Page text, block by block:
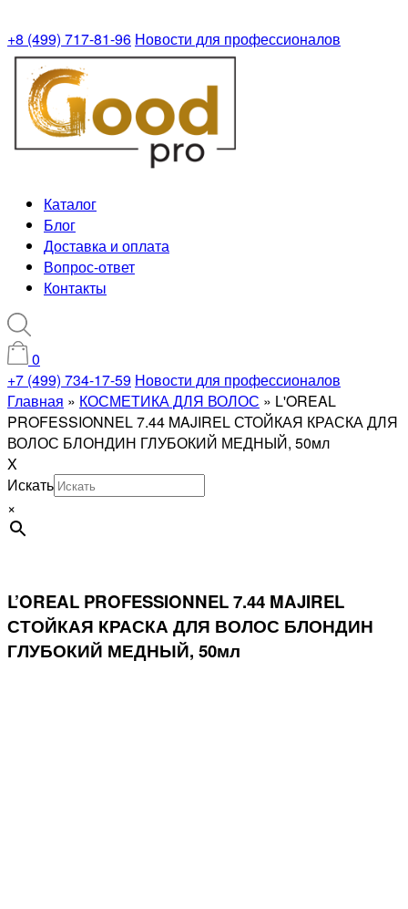
+8 (499) 717-81-96 Новости для профессионалов
Каталог
Блог
Доставка и оплата
Вопрос-ответ
Контакты
0
+7 (499) 734-17-59 Новости для профессионалов
Главная » КОСМЕТИКА ДЛЯ ВОЛОС » L'OREAL
PROFESSIONNEL 7.44 MAJIREL СТОЙКАЯ КРАСКА ДЛЯ
ВОЛОС БЛОНДИН ГЛУБОКИЙ МЕДНЫЙ, 50мл
X
Искать
×
L’OREAL PROFESSIONNEL 7.44 MAJIREL
СТОЙКАЯ КРАСКА ДЛЯ ВОЛОС БЛОНДИН
ГЛУБОКИЙ МЕДНЫЙ, 50мл